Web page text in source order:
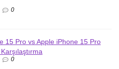
0
15 Pro vs Apple iPhone 15 Pro
0